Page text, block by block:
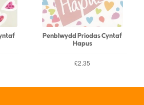
Penblwydd Priodas Cyntaf
Hapus
£2.35